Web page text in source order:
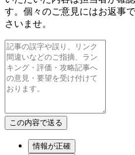
す。個々のご意見にはお返事
さいませ。
情報が正確